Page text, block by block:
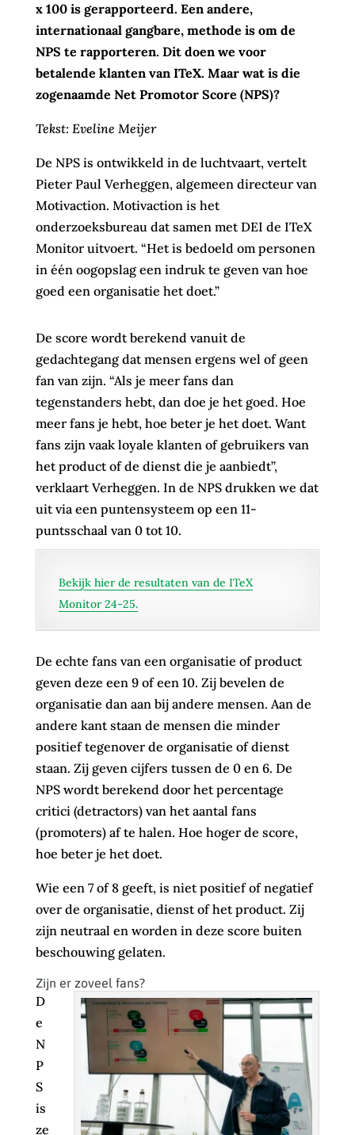
x 100 is gerapporteerd. Een andere,
internationaal gangbare, methode is om de
NPS te rapporteren. Dit doen we voor
betalende klanten van ITeX. Maar wat is die
zogenaamde Net Promotor Score (NPS)?
Tekst: Eveline Meijer
De NPS is ontwikkeld in de luchtvaart, vertelt
Pieter Paul Verheggen, algemeen directeur van
Motivaction. Motivaction is het
onderzoeksbureau dat samen met DEI de ITeX
Monitor uitvoert. “Het is bedoeld om personen
in één oogopslag een indruk te geven van hoe
goed een organisatie het doet.”
De score wordt berekend vanuit de
gedachtegang dat mensen ergens wel of geen
fan van zijn. “Als je meer fans dan
tegenstanders hebt, dan doe je het goed. Hoe
meer fans je hebt, hoe beter je het doet. Want
fans zijn vaak loyale klanten of gebruikers van
het product of de dienst die je aanbiedt”,
verklaart Verheggen. In de NPS drukken we dat
uit via een puntensysteem op een 11-
puntsschaal van 0 tot 10.
Bekijk hier de resultaten van de ITeX
Monitor 24-25.
De echte fans van een organisatie of product
geven deze een 9 of een 10. Zij bevelen de
organisatie dan aan bij andere mensen. Aan de
andere kant staan de mensen die minder
positief tegenover de organisatie of dienst
staan. Zij geven cijfers tussen de 0 en 6. De
NPS wordt berekend door het percentage
critici (detractors) van het aantal fans
(promoters) af te halen. Hoe hoger de score,
hoe beter je het doet.
Wie een 7 of 8 geeft, is niet positief of negatief
over de organisatie, dienst of het product. Zij
zijn neutraal en worden in deze score buiten
beschouwing gelaten.
Zijn er zoveel fans?
D
e
N
P
S
is
ze